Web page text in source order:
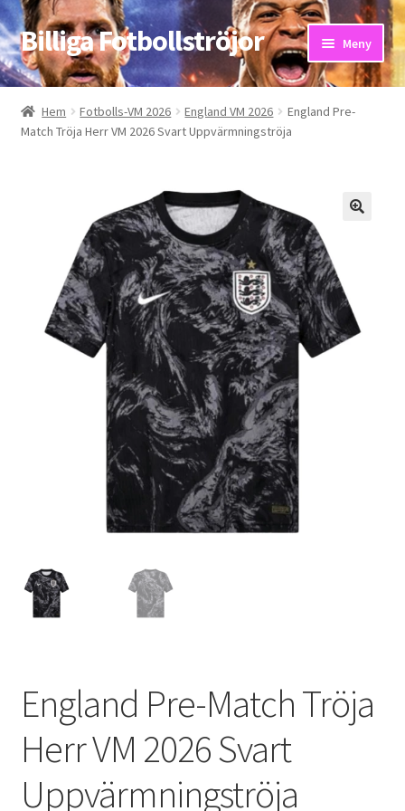
Hoppa
till
navigering
Hoppa
till
innehåll
Billiga Fotbollströjor Meny
Hem
Bloggar
Kontakta oss
Mitt konto
Storleksguiden
Hem Fotbolls-VM 2026 England VM 2026
England Pre-
Match Tröja Herr VM 2026 Svart Uppvärmningströja
England Pre-Match Tröja
Herr VM 2026 Svart
Uppvärmningströja